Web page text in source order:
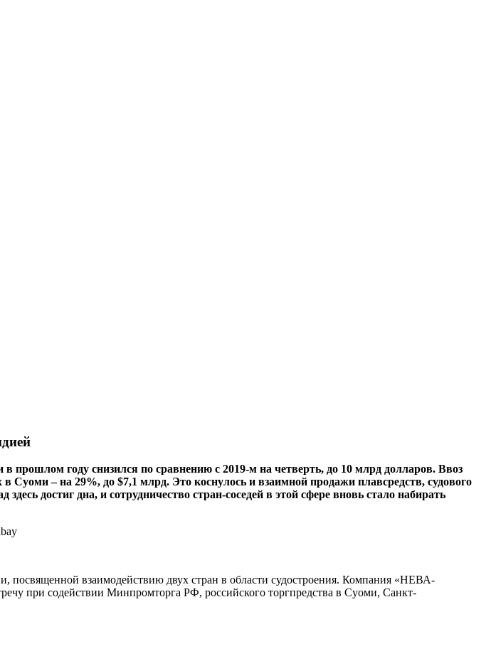
году снизился по сравнению с 2019-м на четверть, до 10 млрд долларов. Ввоз
– на 29%, до $7,1 млрд. Это коснулось и взаимной продажи плавсредств, судового
достиг дна, и сотрудничество стран-соседей в этой сфере вновь стало набирать
взаимодействию двух стран в области судостроения. Компания «НЕВА-
при содействии Минпромторга РФ, российского торгпредства в Суоми, Санкт-